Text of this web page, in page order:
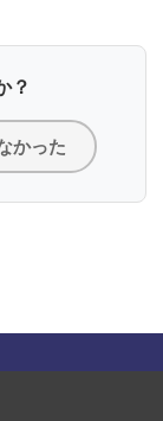
？
かった